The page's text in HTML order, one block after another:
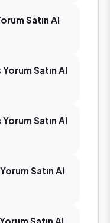
Satın Al
Satın Al
Satın Al
Satın Al